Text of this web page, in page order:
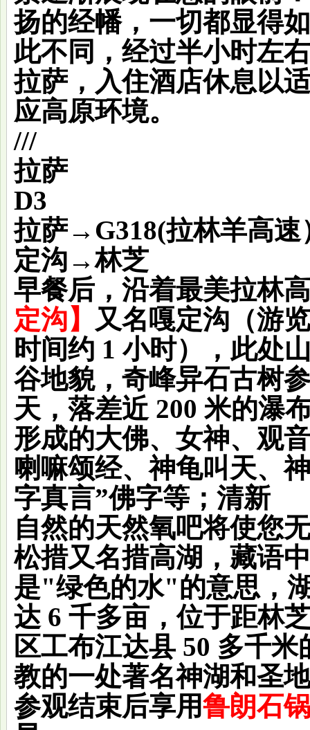
扬的经幡，一切都显得如
此不同，经过半小时左
拉萨，入住酒店休息以适
应高原环境。
///
拉萨
D3
拉萨→G318(拉林羊高
定沟→林芝
早餐后，沿着最美拉林
定沟】
又名嘎定沟（游览
时间约 1 小时），此处
谷地貌，奇峰异石古树参
天，落差近 200 米的瀑
形成的大佛、女神、观
喇嘛颂经、神龟叫天、
字真言”佛字等；清新
自然的天然氧吧将使您
松措又名措高湖，藏语中
是"绿色的水"的意思，
达 6 千多亩，位于距林
区工布江达县 50 多千
教的一处著名神湖和圣
参观结束后享用鲁朗石